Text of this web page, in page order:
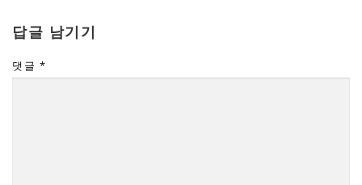
답글 남기기
댓글 *